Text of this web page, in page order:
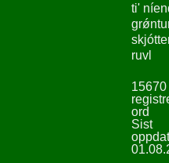
ti'
ruvl
15670
ord
Sist